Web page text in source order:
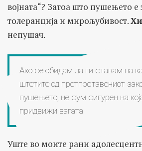
војната“? Затоа што пушењето е
толеранција и мирољубивост.
непушач.
Ако се обидам да ги ставам на
штетите од претпоставениот
пушењето, не сум сигурен на
придвижи вагата
Уште во моите рани